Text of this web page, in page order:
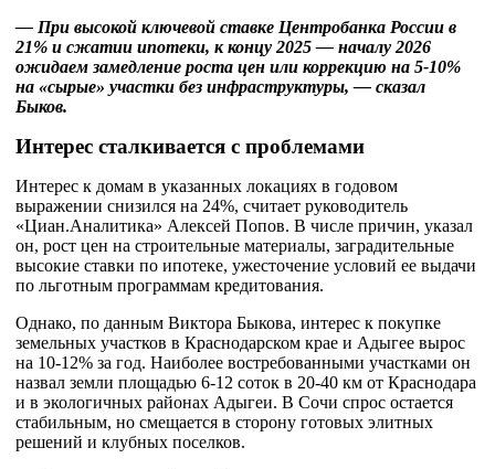
— При высокой ключевой ставке Центробанка России в
21% и сжатии ипотеки, к концу 2025 — началу 2026
ожидаем замедление роста цен или коррекцию на 5-10%
на «сырые» участки без инфраструктуры, — сказал
Быков.
Интерес сталкивается с проблемами
Интерес к домам в указанных локациях в годовом
выражении снизился на 24%, считает руководитель
«Циан.Аналитика» Алексей Попов. В числе причин, указал
он, рост цен на строительные материалы, заградительные
высокие ставки по ипотеке, ужесточение условий ее выдачи
по льготным программам кредитования.
Однако, по данным Виктора Быкова, интерес к покупке
земельных участков в Краснодарском крае и Адыгее вырос
на 10-12% за год. Наиболее востребованными участками он
назвал земли площадью 6-12 соток в 20-40 км от Краснодара
и в экологичных районах Адыгеи. В Сочи спрос остается
стабильным, но смещается в сторону готовых элитных
решений и клубных поселков.